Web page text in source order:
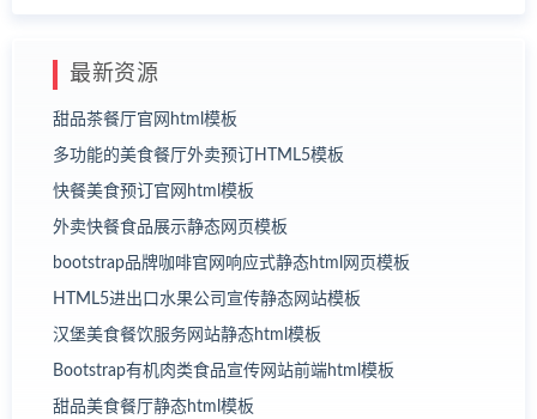
最新资源
甜品茶餐厅官网html模板
多功能的美食餐厅外卖预订HTML5模板
快餐美食预订官网html模板
外卖快餐食品展示静态网页模板
bootstrap品牌咖啡官网响应式静态html网页模板
HTML5进出口水果公司宣传静态网站模板
汉堡美食餐饮服务网站静态html模板
Bootstrap有机肉类食品宣传网站前端html模板
甜品美食餐厅静态html模板